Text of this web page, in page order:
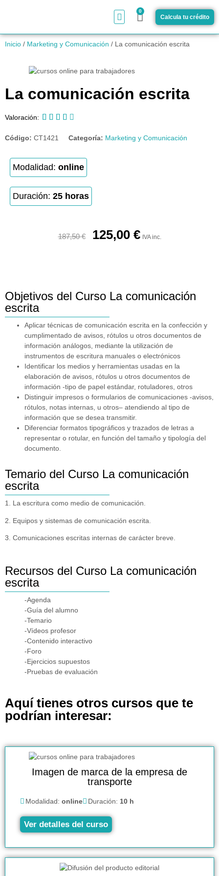
0
Calcula tu crédito
Inicio / Marketing y Comunicación / La comunicación escrita
La comunicación escrita
Valoración:     
Código: CT1421 Categoría: Marketing y Comunicación
Modalidad: online
Duración: 25 horas
187,50€ 125,00 € IVA inc.
Objetivos del Curso La comunicación
escrita
Aplicar técnicas de comunicación escrita en la confección y
cumplimentado de avisos, rótulos u otros documentos de
información análogos, mediante la utilización de
instrumentos de escritura manuales o electrónicos
Identificar los medios y herramientas usadas en la
elaboración de avisos, rótulos u otros documentos de
información -tipo de papel estándar, rotuladores, otros
Distinguir impresos o formularios de comunicaciones -avisos,
rótulos, notas internas, u otros– atendiendo al tipo de
información que se desea transmitir.
Diferenciar formatos tipográficos y trazados de letras a
representar o rotular, en función del tamaño y tipología del
documento.
Temario del Curso La comunicación
escrita
1. La escritura como medio de comunicación.
2. Equipos y sistemas de comunicación escrita.
3. Comunicaciones escritas internas de carácter breve.
Recursos del Curso La comunicación
escrita
-Agenda
-Guía del alumno
-Temario
-Vídeos profesor
-Contenido interactivo
-Foro
-Ejercicios supuestos
-Pruebas de evaluación
Aquí tienes otros cursos que te
podrían interesar:
Imagen de marca de la empresa de
transporte
Modalidad: online Duración: 10 h
Ver detalles del curso